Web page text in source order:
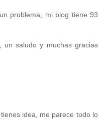
problema, mi blog tiene 93
un saludo y muchas gracias
idea, me parece todo lo